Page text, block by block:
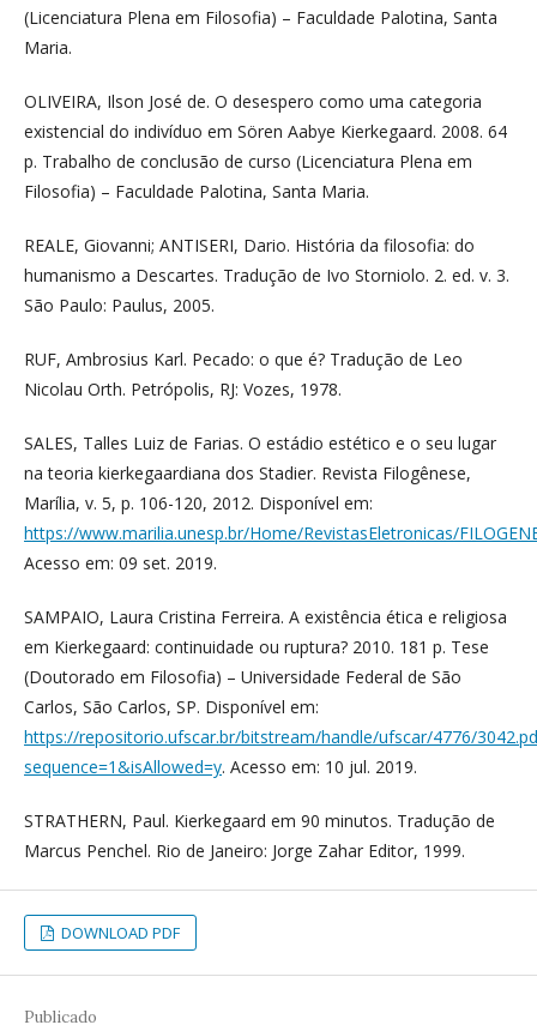
(Licenciatura Plena em Filosofia) – Faculdade Palotina, Santa
Maria.
OLIVEIRA, Ilson José de. O desespero como uma categoria
existencial do indivíduo em Sören Aabye Kierkegaard. 2008. 64
p. Trabalho de conclusão de curso (Licenciatura Plena em
Filosofia) – Faculdade Palotina, Santa Maria.
REALE, Giovanni; ANTISERI, Dario. História da filosofia: do
humanismo a Descartes. Tradução de Ivo Storniolo. 2. ed. v. 3.
São Paulo: Paulus, 2005.
RUF, Ambrosius Karl. Pecado: o que é? Tradução de Leo
Nicolau Orth. Petrópolis, RJ: Vozes, 1978.
SALES, Talles Luiz de Farias. O estádio estético e o seu lugar
na teoria kierkegaardiana dos Stadier. Revista Filogênese,
Marília, v. 5, p. 106-120, 2012. Disponível em:
https://www.marilia.unesp.br/Home/RevistasEletronicas/
Acesso em: 09 set. 2019.
SAMPAIO, Laura Cristina Ferreira. A existência ética e religiosa
em Kierkegaard: continuidade ou ruptura? 2010. 181 p. Tese
(Doutorado em Filosofia) – Universidade Federal de São
Carlos, São Carlos, SP. Disponível em:
https://repositorio.ufscar.br/bitstream/handle/ufscar/4776/
sequence=1&isAllowed=y. Acesso em: 10 jul. 2019.
STRATHERN, Paul. Kierkegaard em 90 minutos. Tradução de
Marcus Penchel. Rio de Janeiro: Jorge Zahar Editor, 1999.
DOWNLOAD PDF
Publicado